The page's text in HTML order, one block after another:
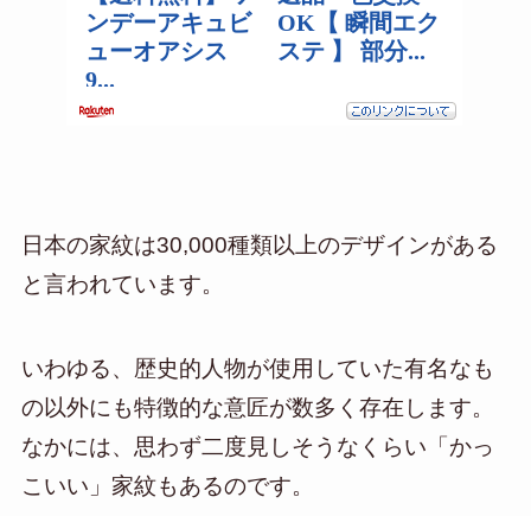
日本の家紋は30,000種類以上のデザインがある
と言われています。
いわゆる、歴史的人物が使用していた有名なも
の以外にも特徴的な意匠が数多く存在します。
なかには、思わず二度見しそうなくらい「かっ
こいい」家紋もあるのです。